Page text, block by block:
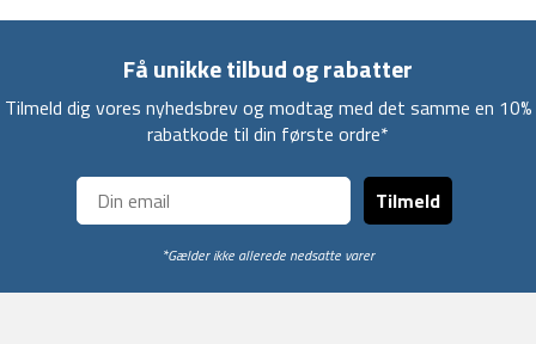
Få unikke tilbud og rabatter
Tilmeld dig vores nyhedsbrev og modtag med det samme en 10%
rabatkode til din første ordre*
Tilmeld
*Gælder ikke allerede nedsatte varer